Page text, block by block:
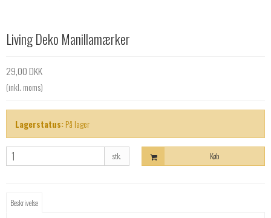
Living Deko Manillamærker
29,00 DKK
(inkl. moms)
Lagerstatus:På lager
stk. Køb
Beskrivelse